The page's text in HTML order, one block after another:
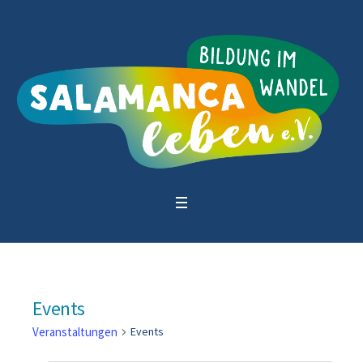
Events
Veranstaltungen Events